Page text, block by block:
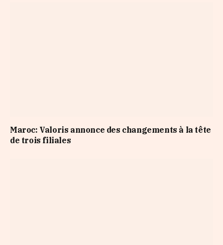
Maroc: Valoris annonce des changements à la tête
de trois filiales